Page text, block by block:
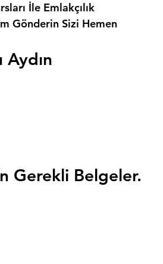
İle Emlakçılık
Gönderin Sizi Hemen
Aydın
Gerekli Belgeler.